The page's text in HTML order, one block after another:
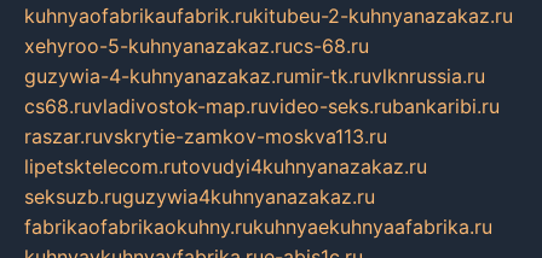
kuhnyaofabrikaufabrik.rukitubeu-2-kuhnyanazakaz.ru
xehyroo-5-kuhnyanazakaz.rucs-68.ru
guzywia-4-kuhnyanazakaz.rumir-tk.ruvlknrussia.ru
cs68.ruvladivostok-map.ruvideo-seks.rubankaribi.ru
raszar.ruvskrytie-zamkov-moskva113.ru
lipetsktelecom.rutovudyi4kuhnyanazakaz.ru
seksuzb.ruguzywia4kuhnyanazakaz.ru
fabrikaofabrikaokuhny.rukuhnyaekuhnyaafabrika.ru